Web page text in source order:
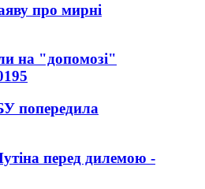
про мирні
на "допомозі"
попередила
перед дилемою -